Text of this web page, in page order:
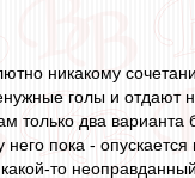
никакому
голы и отдают
два варианта
пока -
то